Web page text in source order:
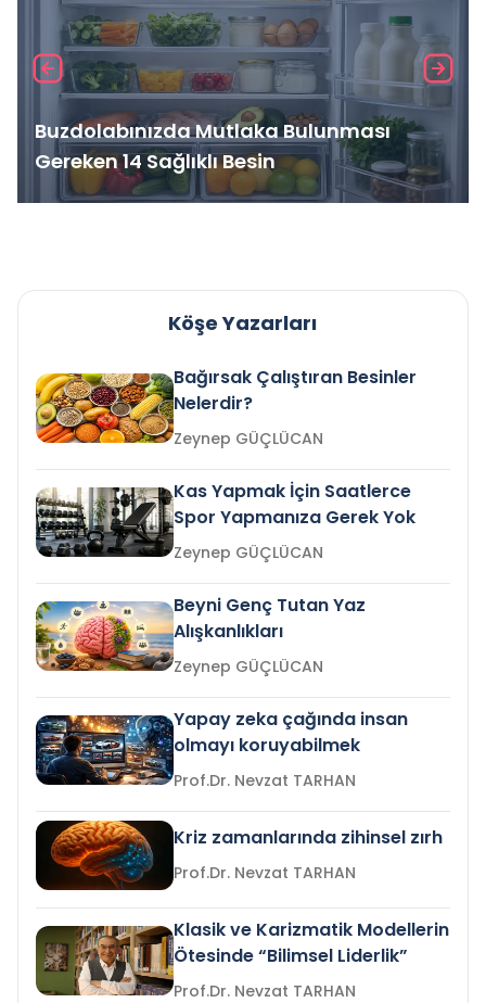
Buzdolabınızda Mutlaka Bulunması
Gereken 14 Sağlıklı Besin
Köşe Yazarları
Bağırsak Çalıştıran Besinler
Nelerdir?
Zeynep GÜÇLÜCAN
Kas Yapmak İçin Saatlerce
Spor Yapmanıza Gerek Yok
Zeynep GÜÇLÜCAN
Beyni Genç Tutan Yaz
Alışkanlıkları
Zeynep GÜÇLÜCAN
Yapay zeka çağında insan
olmayı koruyabilmek
Prof.Dr. Nevzat TARHAN
Kriz zamanlarında zihinsel zırh
Prof.Dr. Nevzat TARHAN
Klasik ve Karizmatik Modellerin
Ötesinde “Bilimsel Liderlik”
Prof.Dr. Nevzat TARHAN